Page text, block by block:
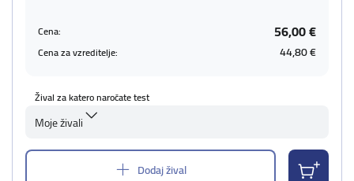
Cena: 56,00 €
Cena za vzreditelje: 44,80 €
Žival za katero naročate test
Moje živali
Dodaj žival